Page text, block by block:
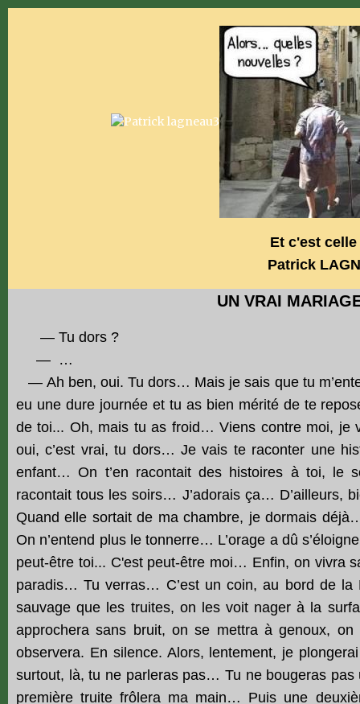
Et c'est celle
Patrick
UN VRAI
— Tu dors ?
— …
— Ah ben, oui. Tu dors… Mais je sais que tu
eu une dure journée et tu as bien mérité de te
de toi... Oh, mais tu as froid… Viens contre moi,
oui, c’est vrai, tu dors… Je vais te raconter une
enfant… On t’en racontait des histoires à toi, le
racontait tous les soirs… J’adorais ça… D’ailleurs,
Quand elle sortait de ma chambre, je dormais
On n’entend plus le tonnerre… L’orage a dû
peut-être toi... C'est peut-être moi… Enfin, on vivra
paradis… Tu verras… C’est un coin, au bord de la
sauvage que les truites, on les voit nager à la
approchera sans bruit, on se mettra à genoux,
observera. En silence. Alors, lentement, je
surtout, là, tu ne parleras pas… Tu ne bougeras
première truite frôlera ma main… Puis une